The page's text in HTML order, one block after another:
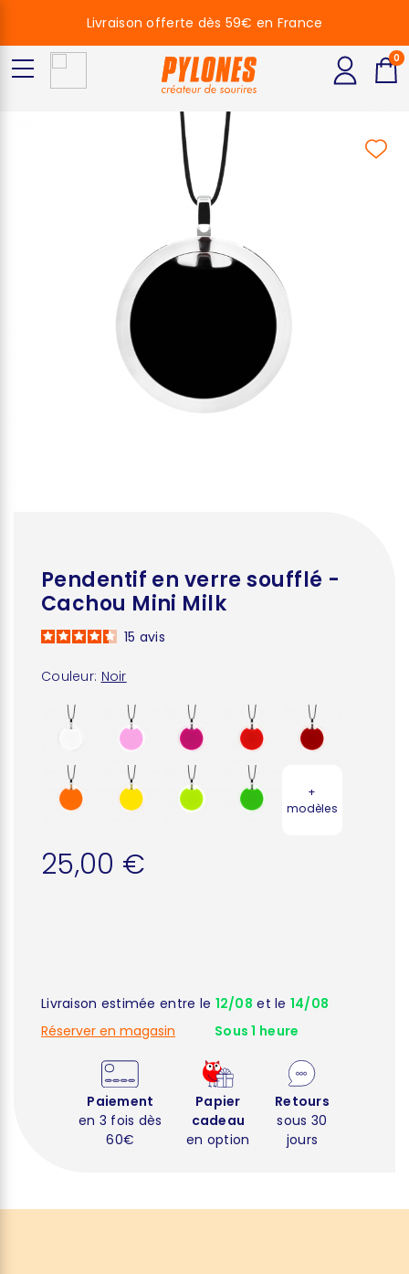
Pendentif en verre soufflé -
Cachou Mini Milk
Couleur: Noir
15 avis
+
modèles
25,00 €
Livraison estimée entre le 12/08 et le 14/08
Réserver en magasin
Sous 1 heure
Paiement
en 3 fois dès
60€
Papier
cadeau
en option
Retours
sous 30
jours
Livraison offerte dès 59€ en France
0